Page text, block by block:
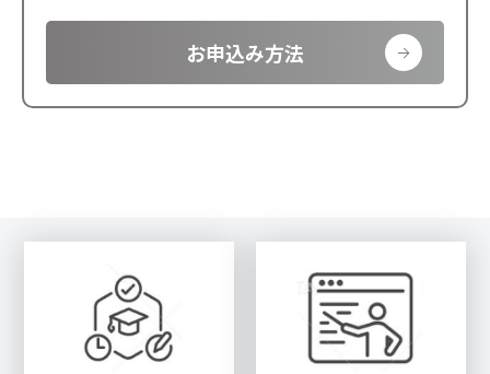
お申込み方法